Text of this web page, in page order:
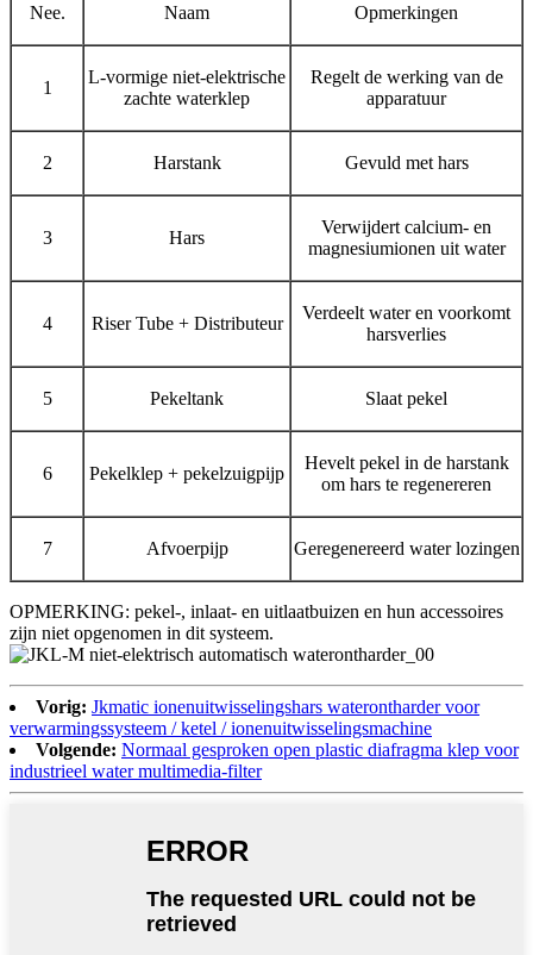
Nee. Naam Opmerkingen
1
L-vormige niet-elektrische
zachte waterklep
Regelt de werking van de
apparatuur
2 Harstank Gevuld met hars
3 Hars
Verwijdert calcium- en
magnesiumionen uit water
4 Riser Tube + Distributeur
Verdeelt water en voorkomt
harsverlies
5 Pekeltank Slaat pekel
6 Pekelklep + pekelzuigpijp
Hevelt pekel in de harstank
om hars te regenereren
7 Afvoerpijp Geregenereerd water lozingen
OPMERKING: pekel-, inlaat- en uitlaatbuizen en hun accessoires
zijn niet opgenomen in dit systeem.
Vorig: Jkmatic ionenuitwisselingshars waterontharder voor
verwarmingssysteem / ketel / ionenuitwisselingsmachine
Volgende: Normaal gesproken open plastic diafragma klep voor
industrieel water multimedia-filter